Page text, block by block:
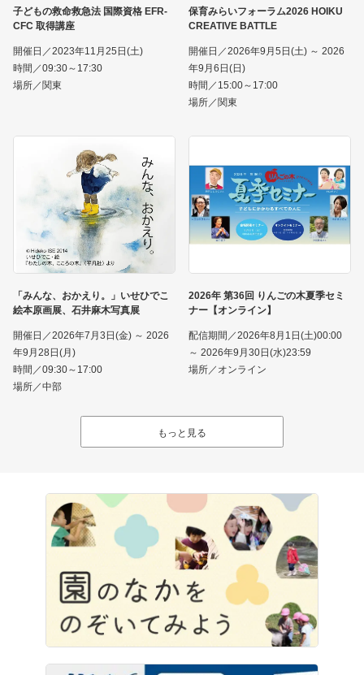
子どもの救命救急法 国際資格 EFR-
CFC 取得講座
開催日／2023年11月25日(土)
時間／09:30～17:30
場所／関東
保育みらいフォーラム2026 HOIKU
CREATIVE BATTLE
開催日／2026年9月5日(土) ～ 2026
年9月6日(日)
時間／15:00～17:00
場所／関東
「みんな、おかえり。」いせひでこ
絵本原画展、石井麻木写真展
開催日／2026年7月3日(金) ～ 2026
年9月28日(月)
時間／09:30～17:00
場所／中部
2026年 第36回 りんごの木夏季セミ
ナー【オンライン】
配信期間／2026年8月1日(土)00:00
～ 2026年9月30日(水)23:59
場所／オンライン
もっと見る